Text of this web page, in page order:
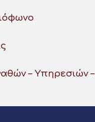
– Υπηρεσιών –